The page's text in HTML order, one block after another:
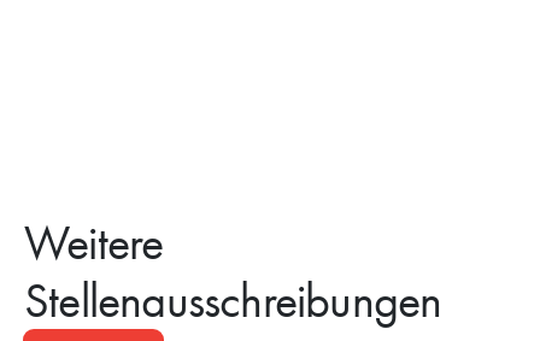
Weitere
Stellenausschreibungen